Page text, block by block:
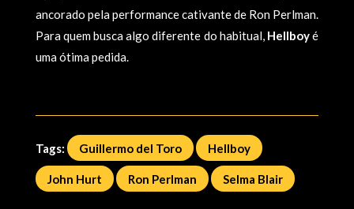
ancorado pela performance cativante de Ron Perlman.
Para quem busca algo diferente do habitual, Hellboyé
uma ótima pedida.
Tags: Guillermo del Toro Hellboy
John Hurt Ron Perlman Selma Blair